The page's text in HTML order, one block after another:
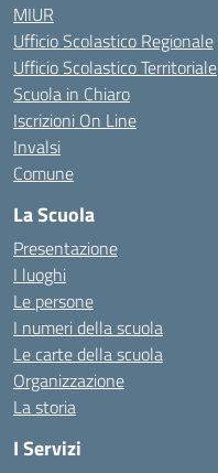
MIUR
Ufficio Scolastico Regionale
Ufficio Scolastico Territoriale
Scuola in Chiaro
Iscrizioni On Line
Invalsi
Comune
La Scuola
Presentazione
I luoghi
Le persone
I numeri della scuola
Le carte della scuola
Organizzazione
La storia
I Servizi